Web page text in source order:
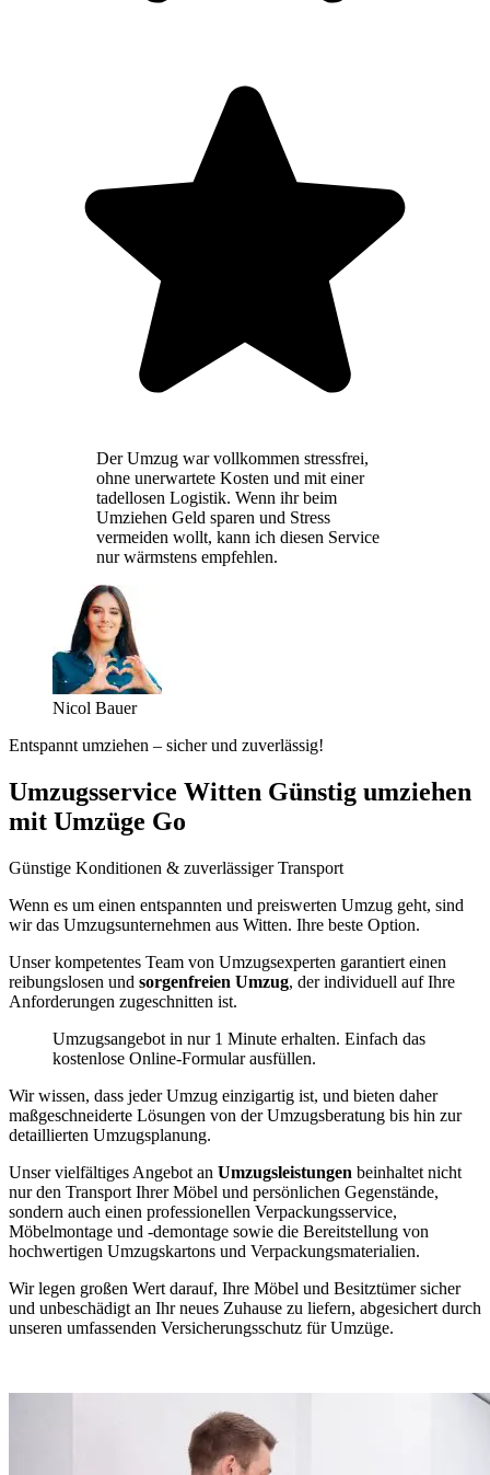
Der Umzug war vollkommen stressfrei,
ohne unerwartete Kosten und mit einer
tadellosen Logistik. Wenn ihr beim
Umziehen Geld sparen und Stress
vermeiden wollt, kann ich diesen Service
nur wärmstens empfehlen.
Nicol Bauer
Entspannt umziehen – sicher und zuverlässig!
Umzugsservice Witten Günstig umziehen
mit Umzüge Go
Günstige Konditionen & zuverlässiger Transport
Wenn es um einen entspannten und preiswerten Umzug geht, sind
wir das Umzugsunternehmen aus Witten. Ihre beste Option.
Unser kompetentes Team von Umzugsexperten garantiert einen
reibungslosen und sorgenfreien Umzug, der individuell auf Ihre
Anforderungen zugeschnitten ist.
Umzugsangebot in nur 1 Minute erhalten. Einfach das
kostenlose Online-Formular ausfüllen.
Wir wissen, dass jeder Umzug einzigartig ist, und bieten daher
maßgeschneiderte Lösungen von der Umzugsberatung bis hin zur
detaillierten Umzugsplanung.
Unser vielfältiges Angebot an Umzugsleistungen beinhaltet nicht
nur den Transport Ihrer Möbel und persönlichen Gegenstände,
sondern auch einen professionellen Verpackungsservice,
Möbelmontage und -demontage sowie die Bereitstellung von
hochwertigen Umzugskartons und Verpackungsmaterialien.
Wir legen großen Wert darauf, Ihre Möbel und Besitztümer sicher
und unbeschädigt an Ihr neues Zuhause zu liefern, abgesichert durch
unseren umfassenden Versicherungsschutz für Umzüge.